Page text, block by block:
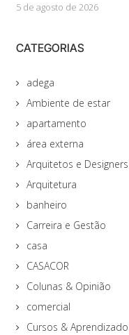
5 de agosto de 2026
CATEGORIAS
adega
Ambiente de estar
apartamento
área externa
Arquitetos e Designers
Arquitetura
banheiro
Carreira e Gestão
casa
CASACOR
Colunas & Opinião
comercial
Cursos &